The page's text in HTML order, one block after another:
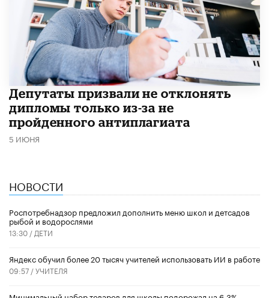
Депутаты призвали не отклонять
дипломы только из-за не
пройденного антиплагиата
5 ИЮНЯ
НОВОСТИ
Роспотребнадзор предложил дополнить меню школ и детсадов
рыбой и водорослями
13:30 / ДЕТИ
​Яндекс обучил более 20 тысяч учителей использовать ИИ в работе
09:57 /УЧИТЕЛЯ